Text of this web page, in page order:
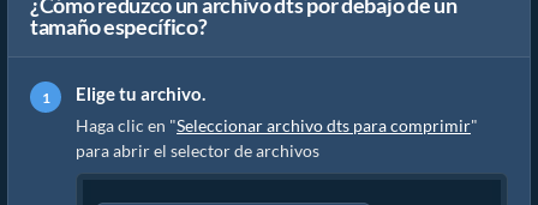
tamaño específico?
Elige tu archivo.
Haga clic en "Seleccionar archivo dts para comprimir"
para abrir el selector de archivos